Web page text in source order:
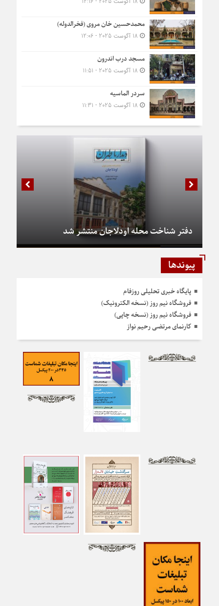
محمدحسین خان مروی (فخرالدوله)
مسجد درب اندرون
سردر الماسیه
دفتر شناخت محله اودلاجان منتشر شد
پیوندها
پایگاه خبری تحلیلی روزفام
فروشگاه نیم روز (نسخه الکترونیک)
فروشگاه نیم روز (نسخه چاپی)
کارنمای مرتضی رحیم نواز